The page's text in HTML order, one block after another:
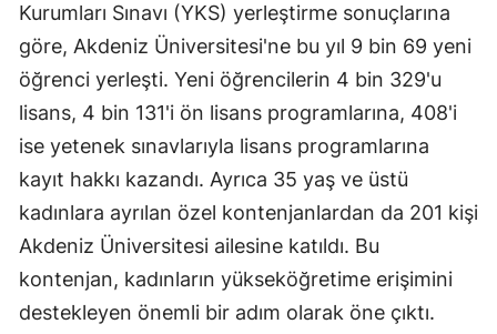
Kurumları Sınavı (YKS) yerleştirme sonuçlarına
göre, Akdeniz Üniversitesi'ne bu yıl 9 bin 69 yeni
öğrenci yerleşti. Yeni öğrencilerin 4 bin 329'u
lisans, 4 bin 131'i ön lisans programlarına, 408'i
ise yetenek sınavlarıyla lisans programlarına
kayıt hakkı kazandı. Ayrıca 35 yaş ve üstü
kadınlara ayrılan özel kontenjanlardan da 201 kişi
Akdeniz Üniversitesi ailesine katıldı. Bu
kontenjan, kadınların yükseköğretime erişimini
destekleyen önemli bir adım olarak öne çıktı.